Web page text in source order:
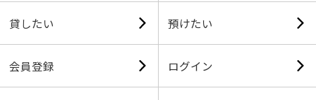
貸したい 預けたい
会員登録 ログイン